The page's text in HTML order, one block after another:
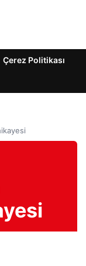
Çerez Politikası